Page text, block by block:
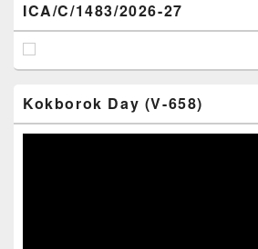
ICA/C/1483/2026-27
Kokborok Day (V-658)